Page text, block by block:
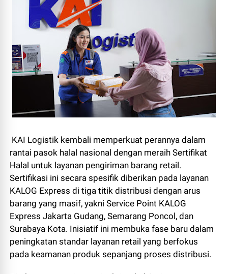
KAI Logistik kembali memperkuat perannya dalam
rantai pasok halal nasional dengan meraih Sertifikat
Halal untuk layanan pengiriman barang retail.
Sertifikasi ini secara spesifik diberikan pada layanan
KALOG Express di tiga titik distribusi dengan arus
barang yang masif, yakni Service Point KALOG
Express Jakarta Gudang, Semarang Poncol, dan
Surabaya Kota. Inisiatif ini membuka fase baru dalam
peningkatan standar layanan retail yang berfokus
pada keamanan produk sepanjang proses distribusi.